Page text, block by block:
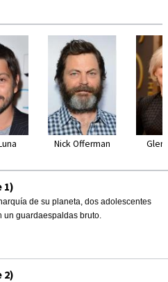
Nick Offerman
1)
de su planeta, dos adolescentes
un guardaespaldas bruto.
2)